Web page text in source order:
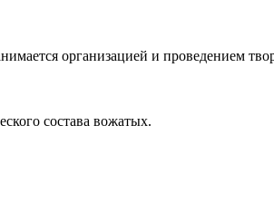
организацией и проведением
состава вожатых.